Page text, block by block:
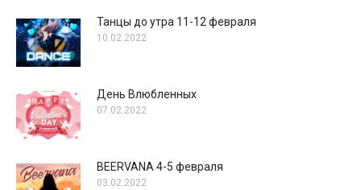
Танцы до утра 11-12 февраля
10.02.2022
День Влюбленных
07.02.2022
BEERVANA 4-5 февраля
03.02.2022